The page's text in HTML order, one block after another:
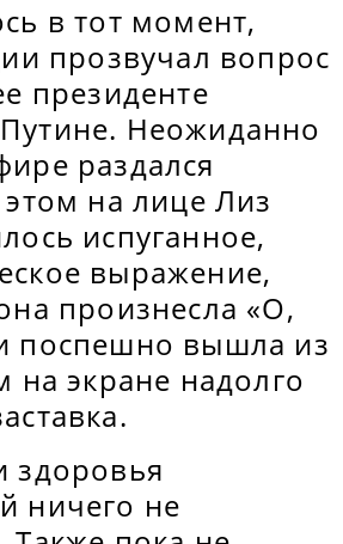
в тот момент,
прозвучал вопрос
президенте
Неожиданно
раздался
на лице Лиз
испуганное,
выражение,
произнесла «О,
поспешно вышла из
на экране надолго
здоровья
ничего не